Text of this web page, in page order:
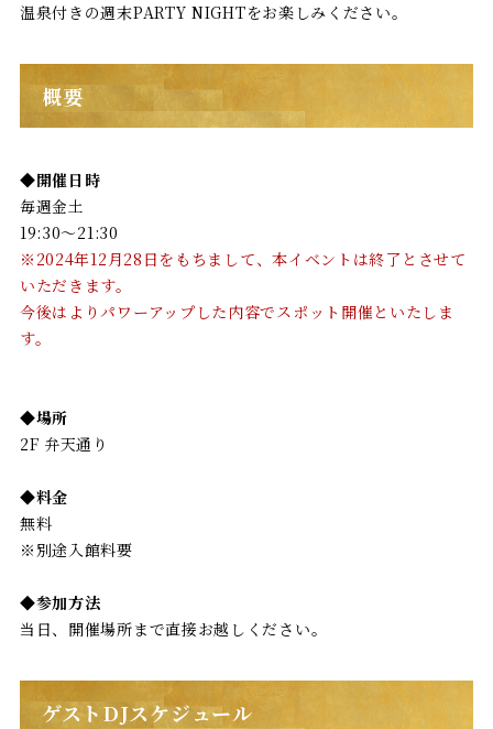
温泉付きの週末PARTY NIGHTをお楽しみください。
概要
◆開催日時
毎週金土
19:30～21:30
※2024年12月28日をもちまして、本イベントは終了とさせて
いただきます。
今後はよりパワーアップした内容でスポット開催といたしま
す。
◆場所
2F 弁天通り
◆料金
無料
※別途入館料要
◆参加方法
当日、開催場所まで直接お越しください。
ゲストDJスケジュール